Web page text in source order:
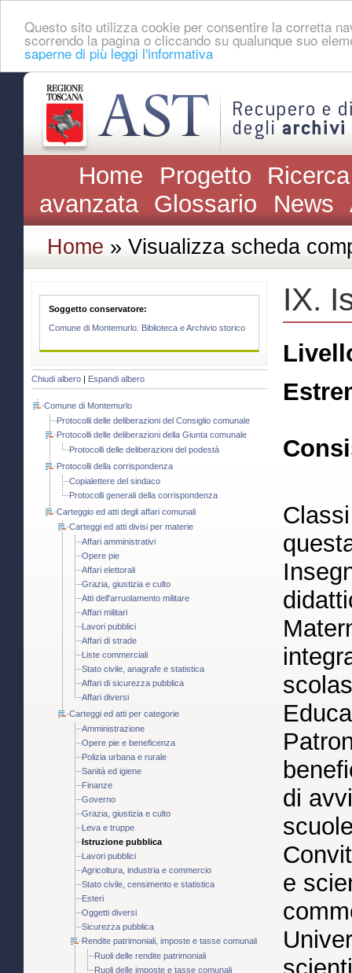
Questo sito utilizza cookie per consentire la corretta
scorrendo la pagina o cliccando su qualunque suo
saperne di più leggi l'informativa
Home Progetto
avanzata Glossario News
Home » Visualizza scheda
Soggetto conservatore:
Comune di Montemurlo. Biblioteca e Archivio storico
Chiudi albero Espandi albero
Comune di Montemurlo
Protocolli delle deliberazioni del Consiglio comunale
Protocolli delle deliberazioni della Giunta comunale
Protocolli delle deliberazioni del podestà
Protocolli della corrispondenza
Copialettere del sindaco
Protocolli generali della corrispondenza
Carteggio ed atti degli affari comunali
Carteggi ed atti divisi per materie
Affari amministrativi
Opere pie
Affari elettorali
Grazia, giustizia e culto
Atti dell'arruolamento militare
Affari militari
Lavori pubblici
Affari di strade
Liste commerciali
Stato civile, anagrafe e statistica
Affari di sicurezza pubblica
Affari diversi
Carteggi ed atti per categorie
Amministrazione
Opere pie e beneficenza
Polizia urbana e rurale
Sanità ed igiene
Finanze
Governo
Grazia, giustizia e culto
Leva e truppe
Istruzione pubblica
Lavori pubblici
Agricoltura, industria e commercio
Stato civile, censimento e statistica
Esteri
Oggetti diversi
Sicurezza pubblica
Rendite patrimoniali, imposte e tasse comunali
Ruoli delle rendite patrimoniali
Ruoli delle imposte e tasse comunali
IX.
di
e